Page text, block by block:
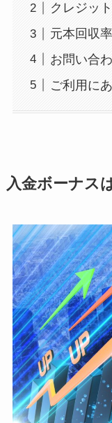
クレジッ
元本回収
お問い合
ご利用に
入金ボーナス